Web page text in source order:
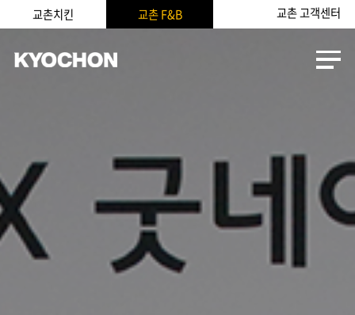
교촌치킨 교촌 F&B 교촌 고객센터